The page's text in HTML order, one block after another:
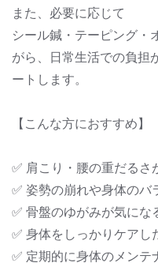
また、必要に応じて
シール鍼・テーピング・
がら、日常生活での負担
ートします。
【こんな方におすすめ】
✅ 肩こり・腰の重だるさ
✅ 姿勢の崩れや身体のバ
✅ 骨盤のゆがみが気にな
✅ 身体をしっかりケアし
✅ 定期的に身体のメンテ